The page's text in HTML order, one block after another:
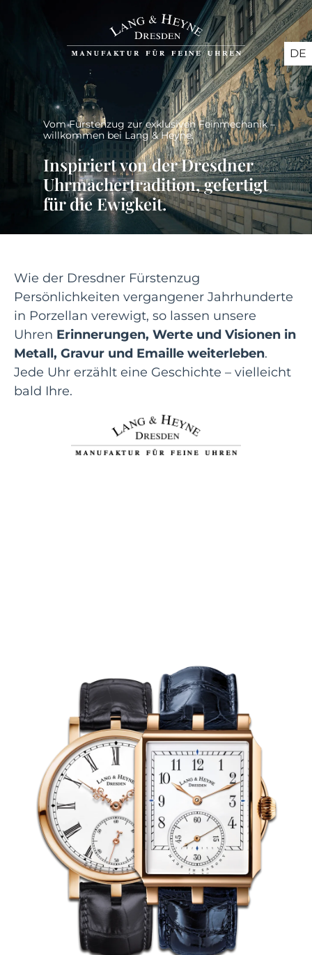
DE
Vom Fürstenzug zur exklusiven Feinmechanik –
willkommen bei Lang & Heyne.
Inspiriert von der Dresdner
Uhrmachertradition, gefertigt
für die Ewigkeit.
Wie der Dresdner Fürstenzug
Persönlichkeiten vergangener Jahrhunderte
in Porzellan verewigt, so lassen unsere
Uhren Erinnerungen, Werte und Visionen in
Metall, Gravur und Emaille weiterleben.
Jede Uhr erzählt eine Geschichte – vielleicht
bald Ihre.